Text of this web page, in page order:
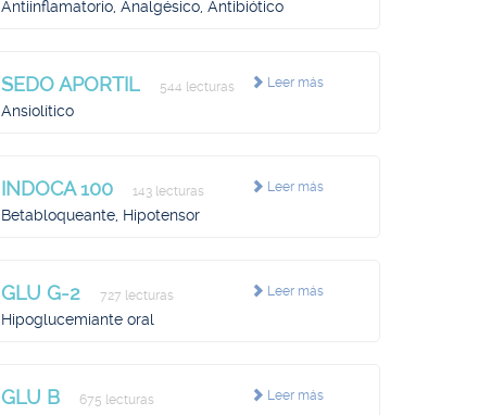
Antiinflamatorio, Analgésico, Antibiótico
Leer más
SEDO APORTIL 544 lecturas
Ansiolítico
Leer más
INDOCA 100 143 lecturas
Betabloqueante, Hipotensor
Leer más
GLU G-2 727 lecturas
Hipoglucemiante oral
Leer más
GLU B 675 lecturas